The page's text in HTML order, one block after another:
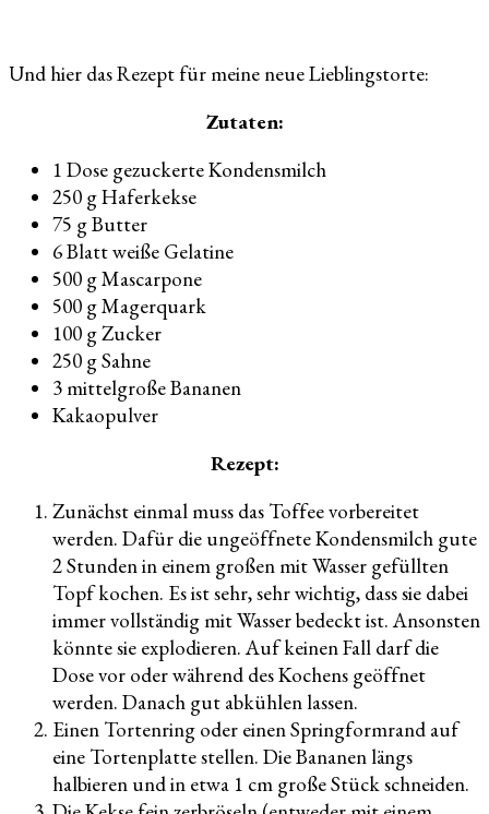
Und hier das Rezept für meine neue Lieblingstorte:
Zutaten:
1 Dose gezuckerte Kondensmilch
250 g Haferkekse
75 g Butter
6 Blatt weiße Gelatine
500 g Mascarpone
500 g Magerquark
100 g Zucker
250 g Sahne
3 mittelgroße Bananen
Kakaopulver
Rezept:
Zunächst einmal muss das Toffee vorbereitet
werden. Dafür die ungeöffnete Kondensmilch gute
2 Stunden in einem großen mit Wasser gefüllten
Topf kochen. Es ist sehr, sehr wichtig, dass sie dabei
immer vollständig mit Wasser bedeckt ist. Ansonsten
könnte sie explodieren. Auf keinen Fall darf die
Dose vor oder während des Kochens geöffnet
werden. Danach gut abkühlen lassen.
Einen Tortenring oder einen Springformrand auf
eine Tortenplatte stellen. Die Bananen längs
halbieren und in etwa 1 cm große Stück schneiden.